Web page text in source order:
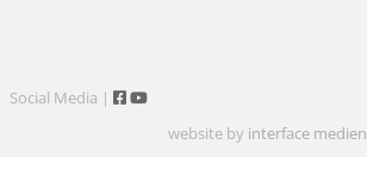
Social Media |
website by interface medien